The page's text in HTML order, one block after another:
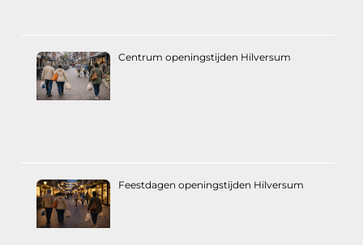
Centrum openingstijden Hilversum
Feestdagen openingstijden Hilversum